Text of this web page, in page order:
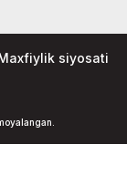
siyosati